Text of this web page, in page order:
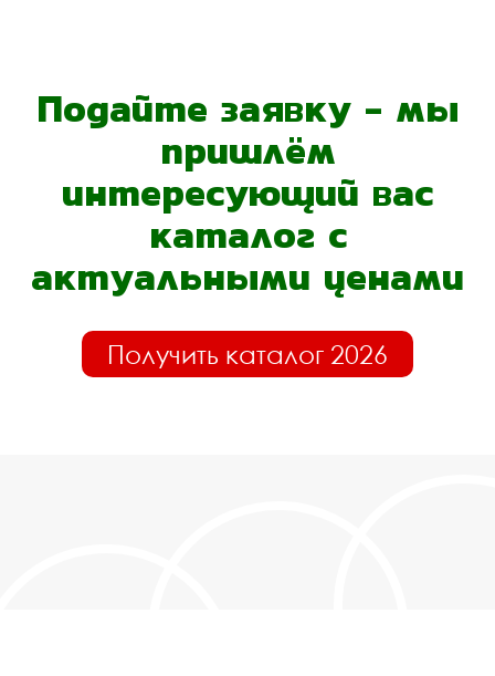
Подайте заявку - мы
пришлём
интересующий вас
каталог с
актуальными ценами
Получить каталог 2026